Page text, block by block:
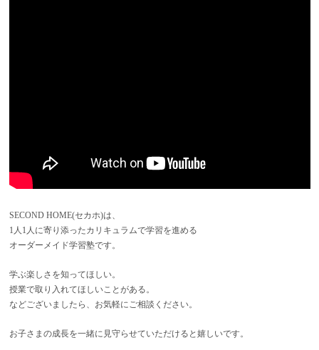
SECOND HOME(セカホ)は、
1人1人に寄り添ったカリキュラムで学習を進める
オーダーメイド学習塾です。
学ぶ楽しさを知ってほしい。
授業で取り入れてほしいことがある。
などございましたら、お気軽にご相談ください。
お子さまの成長を一緒に見守らせていただけると嬉しいです。